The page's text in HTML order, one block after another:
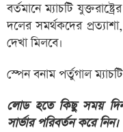
বর্তমানে ম্যাচটি
দলের সমর্থকদের
দেখা মিলবে।
স্পেন বনাম পর্তুগাল
লোড হতে কিছু সময় দিন,
সার্ভার পরিবর্তন করে নিন।